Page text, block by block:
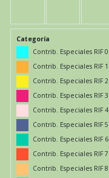
Categoría
Contrib. Especiales RIF 0
Contrib. Especiales RIF 1
Contrib. Especiales RIF 2
Contrib. Especiales RIF 3
Contrib. Especiales RIF 4
Contrib. Especiales RIF 5
Contrib. Especiales RIF 6
Contrib. Especiales RIF 7
Contrib. Especiales RIF 8